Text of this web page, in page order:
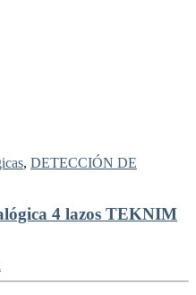
, DETECCIÓN DE
4 lazos TEKNIM